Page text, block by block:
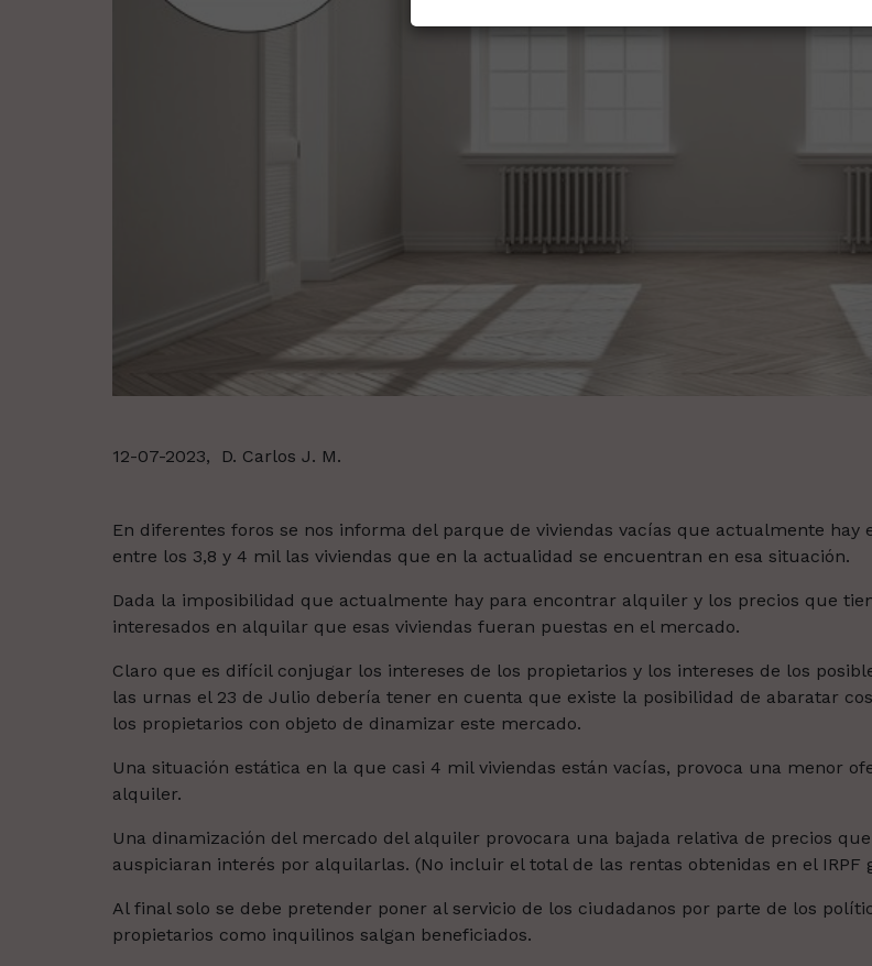
12-07-2023, D. Carlos J. M.
En diferentes foros se nos informa del parque de viviendas vacías que actualmente
entre los 3,8 y 4 mil las viviendas que en la actualidad se encuentran en esa situación.
Dada la imposibilidad que actualmente hay para encontrar alquiler y los precios que
interesados en alquilar que esas viviendas fueran puestas en el mercado.
Claro que es difícil conjugar los intereses de los propietarios y los intereses de los
las urnas el 23 de Julio debería tener en cuenta que existe la posibilidad de abaratar
los propietarios con objeto de dinamizar este mercado.
Una situación estática en la que casi 4 mil viviendas están vacías, provoca una menor
alquiler.
Una dinamización del mercado del alquiler provocara una bajada relativa de precios
auspiciaran interés por alquilarlas. (No incluir el total de las rentas obtenidas en el IRPF
Al final solo se debe pretender poner al servicio de los ciudadanos por parte de los
propietarios como inquilinos salgan beneficiados.